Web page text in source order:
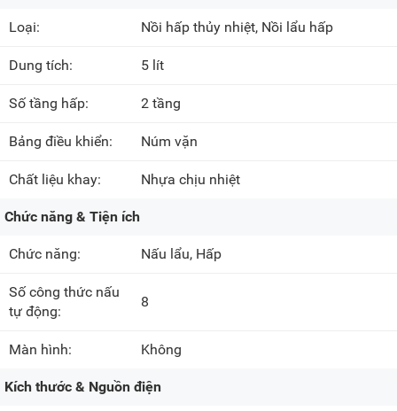
Loại: Nồi hấp thủy nhiệt, Nồi lẩu hấp
Dung tích: 5 lít
Số tầng hấp: 2 tầng
Bảng điều khiển: Núm vặn
Chất liệu khay: Nhựa chịu nhiệt
Chức năng & Tiện ích
Chức năng: Nấu lẩu, Hấp
Số công thức nấu
tự động:
8
Màn hình: Không
Kích thước & Nguồn điện